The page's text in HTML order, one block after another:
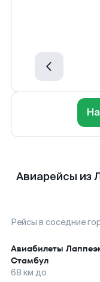
Авиарейсы из
Рейсы в соседние
Авиабилеты
Стамбул
68 км до